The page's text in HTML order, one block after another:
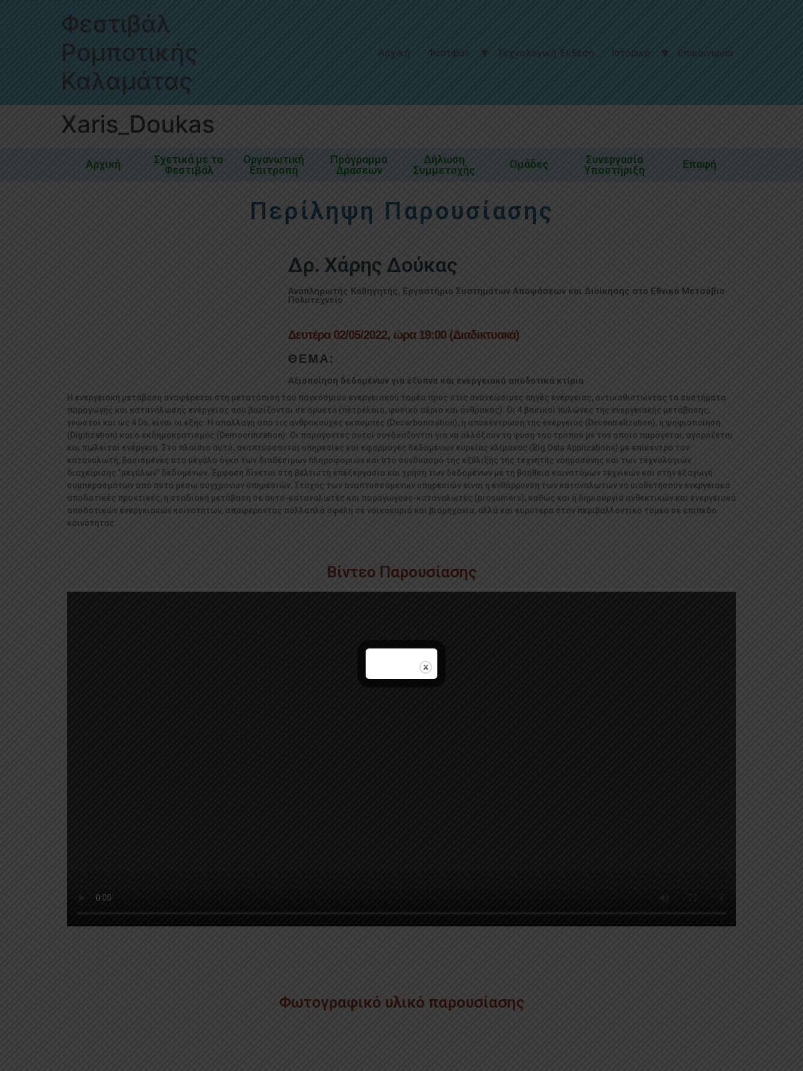
Φεστιβάλ
Ρομποτικής
Καλαμάτας
Αρχική Φεστιβάλ Τεχνολογική Έκθεση Ιστορικό Επικοινωνία
Xaris_Doukas
Αρχική
Σχετικά με το
Φεστιβάλ
Οργανωτική
Επιτροπή
Πρόγραμμα
Δράσεων
Δήλωση
Συμμετοχής
Ομάδες
Συνεργασία
Υποστήριξη
Επαφή
Περίληψη Παρουσίασης
Δρ. Χάρης Δούκας
Αναπληρωτής Καθηγητής, Εργαστήριο Συστημάτων Αποφάσεων και Διοίκησης στο Εθνικό Μετσόβιο
Πολυτεχνείο
Δευτέρα 02/05/2022, ώρα 19:00 (Διαδικτυακά)
ΘΕΜΑ:
Αξιοποίηση δεδομένων για έξυπνα και ενεργειακά αποδοτικά κτίρια
Η ενεργειακή μετάβαση αναφέρεται στη μετατόπιση του παγκόσμιου ενεργειακού τομέα προς στις ανανεώσιμες πηγές ενέργειας, αντικαθιστώντας τα συστήματα
παραγωγής και κατανάλωσης ενέργειας που βασίζονται σε ορυκτά (πετρέλαιο, φυσικό αέριο και άνθρακας). Οι 4 βασικοί πυλώνες της ενεργειακής μετάβασης,
γνωστοί και ως 4 Ds, είναι οι εξής: Η απαλλαγή από τις ανθρακούχες εκπομπές (Decarbonization), η αποκέντρωση της ενέργειας (Decentralization), η ψηφιοποίηση
(Digitization) και ο εκδημοκρατισμός (Democritization). Οι παράγοντες αυτοί συνδυάζονται για να αλλάξουν τη φύση του τρόπου με τον οποίο παράγεται, αγοράζεται
και πωλείται ενέργεια. Στο πλαίσιο αυτό, αναπτύσσονται υπηρεσίες και εφαρμογές δεδομένων ευρείας κλίμακας (Big Data Applications) με επίκεντρο τον
καταναλωτή, βασισμένες στο μεγάλο όγκο των διαθέσιμων πληροφοριών και στο συνδυασμό της εξέλιξης της τεχνητής νοημοσύνης και των τεχνολογιών
διαχείρισης “μεγάλων” δεδομένων. Έμφαση δίνεται στη βέλτιστη επεξεργασία και χρήση των δεδομένων με τη βοήθεια καινοτόμων τεχνικών και στην εξαγωγή
συμπερασμάτων από αυτά μέσω σύγχρονων υπηρεσιών. Στόχος των αναπτυσσόμενων υπηρεσιών είναι η ενθάρρυνση των καταναλωτών να υιοθετήσουν ενεργειακά
αποδοτικές πρακτικές, η σταδιακή μετάβαση σε αυτο-καταναλωτές και παραγωγούς-καταναλωτές (prosumers), καθώς και η δημιουργία ανθεκτικών και ενεργειακά
αποδοτικών ενεργειακών κοινοτήτων, αποφέροντας πολλαπλά οφέλη σε νοικοκυριά και βιομηχανία, αλλά και ευρύτερα στον περιβαλλοντικό τομέα σε επίπεδο
κοινότητας.
Βίντεο Παρουσίασης
Φωτογραφικό υλικό παρουσίασης